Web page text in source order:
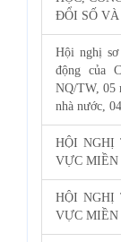
ĐỔI SỐ
Hội nghị
động của
NQ/TW, 05
nhà nước,
HỘI NGHỊ
VỰC MIỀN
HỘI NGHỊ
VỰC MIỀN